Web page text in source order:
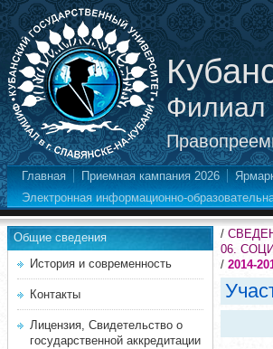
Филиал
Главная Приемная кампания 2026
Электронная информационно-
Общие сведения
История и современность
Контакты
Лицензия, Свидетельство о
государственной аккредитации
/
06.
/ 2014-